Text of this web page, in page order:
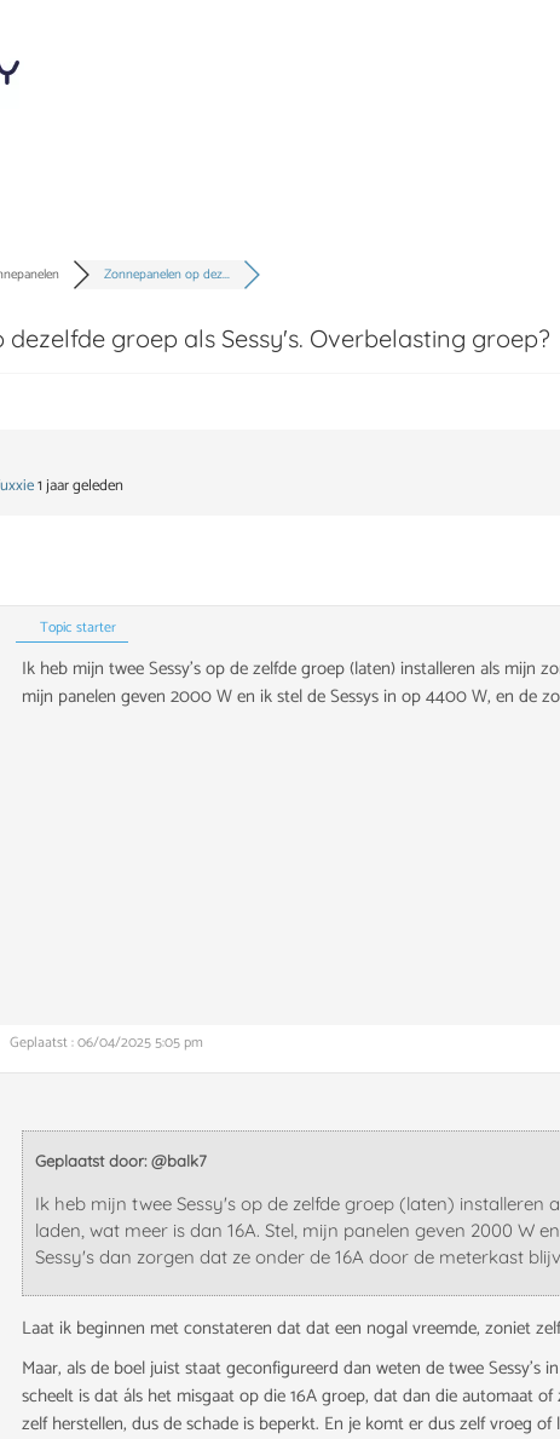
Zonnepanelen op dez...
groep als Sessy's. Overbelasting groep?
1 jaar geleden
Topic starter
Ik heb mijn twee Sessy's op de zelfde groep (laten) installeren als mijn
mijn panelen geven 2000 W en ik stel de Sessys in op 4400 W, en de
Geplaatst : 06/04/2025 5:05 pm
Geplaatst door: @balk7
Ik heb mijn twee Sessy's op de zelfde groep (laten)
laden, wat meer is dan 16A. Stel, mijn panelen geven 2000 W
Sessy's dan zorgen dat ze onder de 16A door de meterkast
Laat ik beginnen met constateren dat dat een nogal vreemde, zoniet
Maar, als de boel juist staat geconfigureerd dan weten de twee
scheelt is dat áls het misgaat op die 16A groep, dat dan die automaat
zelf herstellen, dus de schade is beperkt. En je komt er dus zelf vroeg